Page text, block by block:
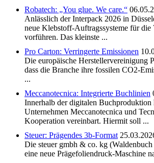
Robatech: „You glue. We care.“
Anlässlich der Interpack 2026 in
neue Klebstoff-Auftragssysteme für die
vorführen. Das kleinste ...
Pro Carton: Verringerte Emissionen
Die europäische Herstellervereinigung
dass die Branche ihre fossilen CO2-
...
Meccanotecnica: Integrierte Buchlinien
Innerhalb der digitalen Buchproduktion
Unternehmen Meccanotecnica und
Kooperation vereinbart. Hiermit soll ...
Steuer: Prägendes 3b-Format
Die steuer gmbh & co. kg
eine neue Prägefoliendruck-Maschine